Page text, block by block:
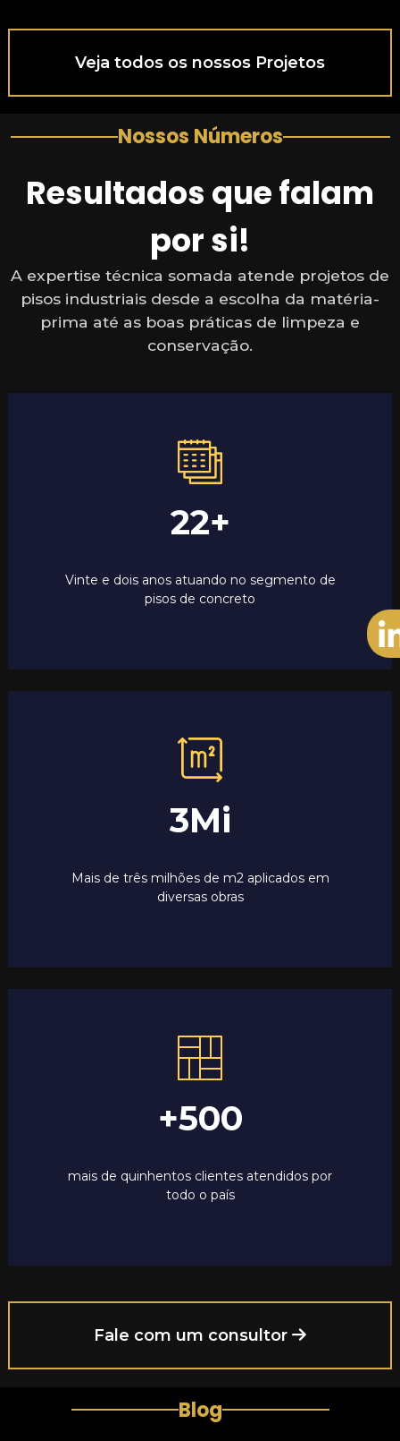
Veja todos os nossos Projetos
Nossos Números
Resultados que falam
por si!
A expertise técnica somada atende projetos de
pisos industriais desde a escolha da matéria-
prima até as boas práticas de limpeza e
conservação.
22+
Vinte e dois anos atuando no segmento de
pisos de concreto
3Mi
Mais de três milhões de m2 aplicados em
diversas obras
+500
mais de quinhentos clientes atendidos por
todo o país
Fale com um consultor
Blog